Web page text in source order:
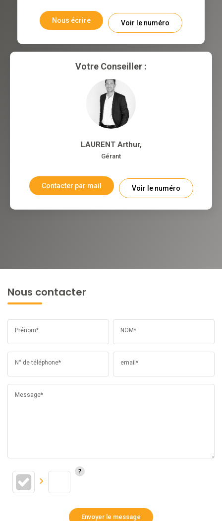
Nous écrire Voir le numéro
Votre Conseiller :
LAURENT Arthur,
Gérant
Contacter par mail Voir le numéro
Nous contacter
Prénom* NOM*
N° de téléphone* email*
Message*
Envoyer le message